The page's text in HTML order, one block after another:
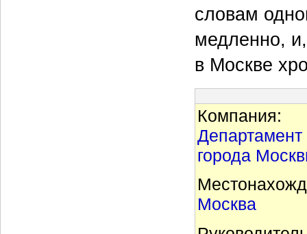
словам
медленно,
в Москве
Компания:
города
Москва